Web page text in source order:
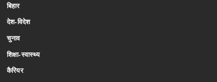
बिहार
देश-विदेश
चुनाव
शिक्षा-स्वास्थ्य
कैरियर